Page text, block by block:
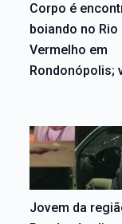
Corpo é
boiando no Rio
Vermelho em
Rondonópolis;
Jovem da